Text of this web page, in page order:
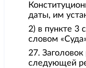
даты, им
2) в пункте 3
словом
27.
следующей